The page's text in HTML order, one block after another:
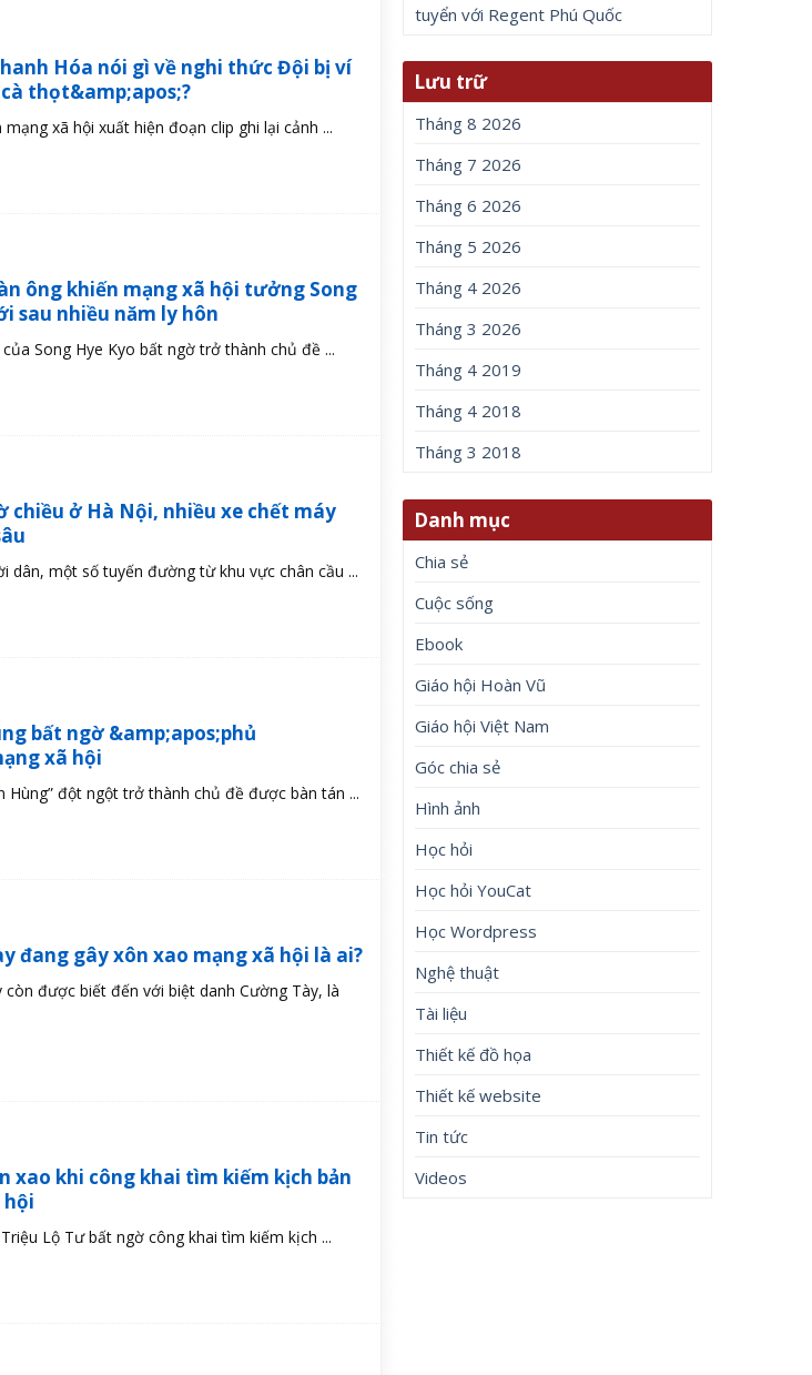
Hóa nói gì về nghi thức Đội bị ví
thọt&amp;apos;?
xã hội xuất hiện đoạn clip ghi lại cảnh ...
ông khiến mạng xã hội tưởng Song
sau nhiều năm ly hôn
Song Hye Kyo bất ngờ trở thành chủ đề ...
chiều ở Hà Nội, nhiều xe chết máy
dân, một số tuyến đường từ khu vực chân cầu ...
bất ngờ &amp;apos;phủ
xã hội
Hùng” đột ngột trở thành chủ đề được bàn tán ...
đang gây xôn xao mạng xã hội là ai?
được biết đến với biệt danh Cường Tày, là
xao khi công khai tìm kiếm kịch bản
Lộ Tư bất ngờ công khai tìm kiếm kịch ...
tuyển với Regent Phú Quốc
Lưu trữ
Tháng 8 2026
Tháng 7 2026
Tháng 6 2026
Tháng 5 2026
Tháng 4 2026
Tháng 3 2026
Tháng 4 2019
Tháng 4 2018
Tháng 3 2018
Danh mục
Chia sẻ
Cuộc sống
Ebook
Giáo hội Hoàn Vũ
Giáo hội Việt Nam
Góc chia sẻ
Hình ảnh
Học hỏi
Học hỏi YouCat
Học Wordpress
Nghệ thuật
Tài liệu
Thiết kế đồ họa
Thiết kế website
Tin tức
Videos